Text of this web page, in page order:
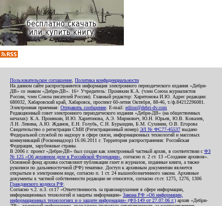
Пользовательское соглашение Политика конфиденциальности
На данном сайте распространяется информация электронного периодического издания «Дебри-
ДВ» со знаком «Дебри-ДВ». 16+ Учредитель: Пронякин К.А. (член Союза журналистов
России, член Союза писателей России). Главный редактор: Харитонова И.Ю. Адрес редакции:
680032, Хабаровский край, Хабаровск, проспект 60-летия Октября, 88-46, т./ф.84212296081.
Электронная приемная: Отправить сообщение . E-mail: editor@debri-dv.com
Редакционный совет электронного периодического издания «Дебри-ДВ» (на общественных
началах): К.А. Пронякин, И.Ю. Харитонова, А.Э. Мирмович, Ю.Н. Юрьев, Ю.В. Ковалев,
Л.Н. Левина, А.Ю. Жданов, Е.Н. Голубь, С.Н. Бурындин, Б.М. Сухинин, О.В. Егорова
Свидетельство о регистрации СМИ (Регистрационный номер) ЭЛ № ФС77-45537 выдано
Федеральной службой по надзору в сфере связи, информационных технологий и массовых
коммуникаций (Роскомнадзор) 16.06.2011 г. Территория распространения: Российская
Федерация, зарубежные страны.
В 2006 г. проект «Дебри-ДВ» был создан как электронный частный архив, в соответствии с ФЗ
№ 125 «Об архивном деле в Российской Федерации» , согласно п. 2 ст. 13 «Создание архивов».
Основной фонд архива составляют публикации газет и журналов, изданные книги, а также
рукописи по дальневосточной (РФ) тематике. Доступ к архивным документам является
открытым в электронном виде, согласно п. 1 ст. 24 вышеобозначенного закона. Архивные
документы к частной собственности редакции не относятся, согласно ст.ст. 1275, 1276, 1306
Гражданского кодекса РФ
Согласно ч.2. п.3. ст.17 «Ответственность за правонарушения в сфере информации,
информационных технологий и защиты информации» Закона РФ «Об информации,
информационных технологиях и о защите информации» (ФЗ-149 от 27.07.06 г.) архив «Дебри-